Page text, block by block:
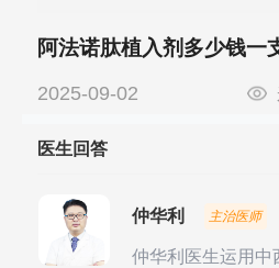
阿法诺肽植入剂多少钱一
2025-09-02
医生回答
仲华利 主治医师
仲华利医生运用中